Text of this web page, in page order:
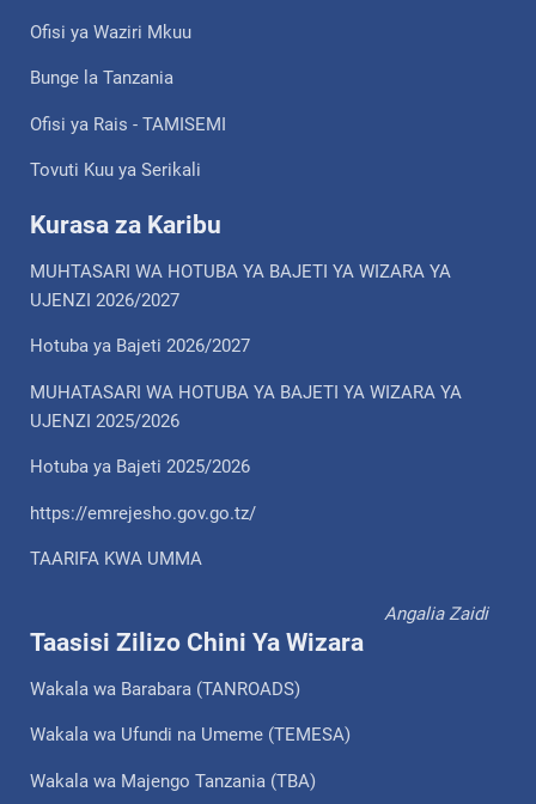
Ofisi ya Waziri Mkuu
Bunge la Tanzania
Ofisi ya Rais - TAMISEMI
Tovuti Kuu ya Serikali
Kurasa za Karibu
MUHTASARI WA HOTUBA YA BAJETI YA WIZARA YA
UJENZI 2026/2027
Hotuba ya Bajeti 2026/2027
MUHATASARI WA HOTUBA YA BAJETI YA WIZARA YA
UJENZI 2025/2026
Hotuba ya Bajeti 2025/2026
https://emrejesho.gov.go.tz/
TAARIFA KWA UMMA
Angalia Zaidi
Taasisi Zilizo Chini Ya Wizara
Wakala wa Barabara (TANROADS)
Wakala wa Ufundi na Umeme (TEMESA)
Wakala wa Majengo Tanzania (TBA)